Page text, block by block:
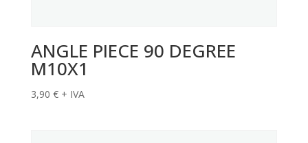
ANGLE PIECE 90 DEGREE
M10X1
3,90 € + IVA